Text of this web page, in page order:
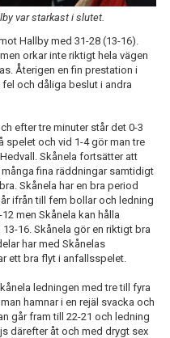
var starkast i slutet.
Hallby med 31-28 (13-16).
orkar inte riktigt hela vägen
Återigen en fin prestation i
och dåliga beslut i andra
efter tre minuter står det 0-3
spelet och vid 1-4 gör man tre
Skånela fortsätter att
fina räddningar samtidigt
Skånela har en bra period
ifrån till fem bollar och ledning
men Skånela kan hålla
16. Skånela gör en riktigt bra
har med Skånelas
ett bra flyt i anfallsspelet.
ledningen med tre till fyra
hamnar i en rejäl svacka och
går fram till 22-21 och ledning
därefter åt och med drygt sex